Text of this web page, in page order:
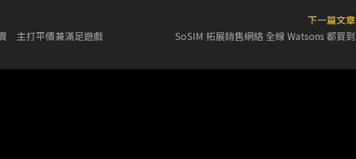
主打平價兼滿足遊戲
下一篇文章
SoSIM 拓展銷售網絡 全線 Watsons 都買到